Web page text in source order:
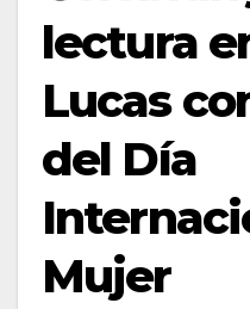
lectura
Lucas
del Día
Mujer